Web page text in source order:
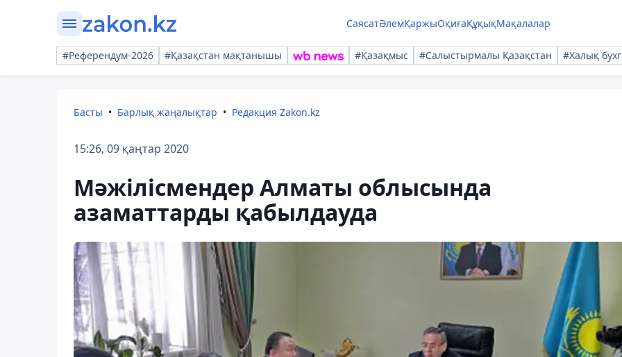
СаясатӘлемҚаржыОқиғаҚұқықМақалалар
#Референдум-2026 #Қазақстан мақтанышы #Қазақмыс #Салыстырмалы Қазақстан #Халық
Басты Барлық жаңалықтар Редакция Zakon.kz
15:26, 09 қаңтар 2020
Мәжілісмендер Алматы облысында
азаматтарды қабылдауда